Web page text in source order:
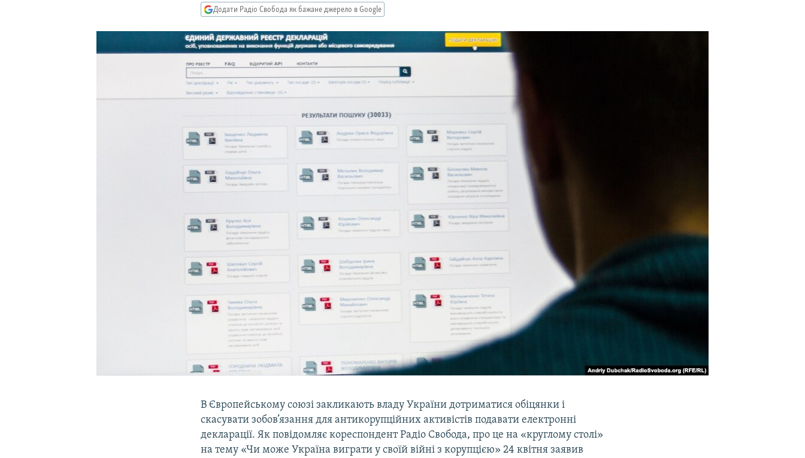
Додати Радіо Свобода як бажане джерело в Google
В Європейському союзі закликають владу України дотриматися обіцянки і
скасувати зобов’язання для антикорупційних активістів подавати електронні
декларації. Як повідомляє кореспондент Радіо Свобода, про це на «круглому столі»
на тему «Чи може Україна виграти у своїй війні з корупцією» 24 квітня заявив